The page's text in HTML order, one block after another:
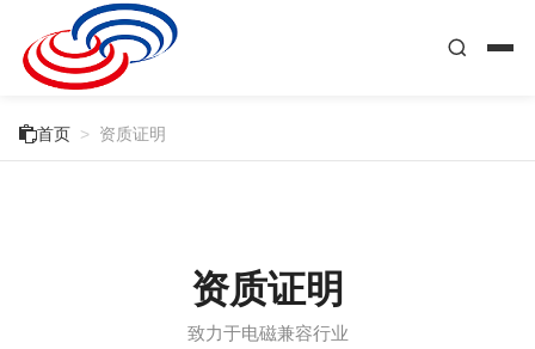
首页 > 资质证明
资质证明
致力于电磁兼容行业